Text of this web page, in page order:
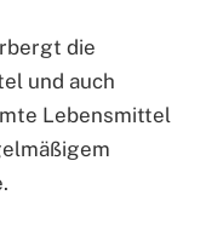
die
und auch
Lebensmittel